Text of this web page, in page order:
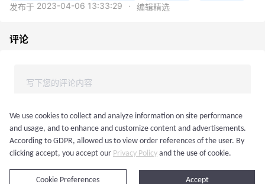
发布于 2023-04-06 13:33:29 · 编辑精选
评论
登录后发表评论
We use cookies to collect and analyze information on site performance
and usage, and to enhance and customize content and advertisements.
According to GDPR, allowed us to view order references of the user. By
clicking accept, you accept our Privacy Policy and the use of cookie.
Accept
Cookie Preferences